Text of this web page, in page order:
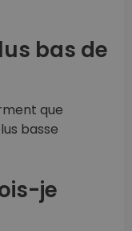
bas de
que
basse
je